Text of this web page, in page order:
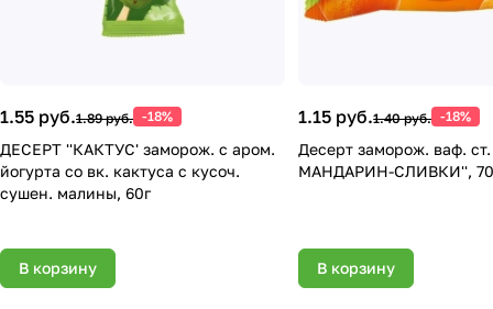
1.55 руб.1.89 руб. -18%
ДЕСЕРТ ''КАКТУС' заморож. с аром.
йогурта со вк. кактуса с кусоч.
сушен. малины, 60г
В корзину
1.15 руб.1.40 руб. -18%
Десерт заморож. ваф.
МАНДАРИН-СЛИВКИ'',
В корзину